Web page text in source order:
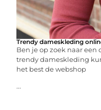
Trendy dameskleding
Ben je op zoek naar
trendy dameskleding
het best de webshop
...